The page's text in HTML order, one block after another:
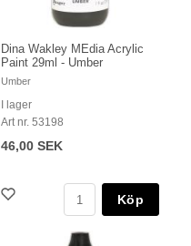
Dina Wakley MEdia Acrylic
Paint 29ml - Umber
Umber
I lager
Art nr. 53198
46,00 SEK
Köp